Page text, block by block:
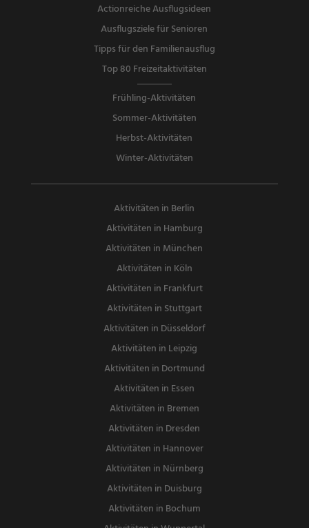
Actionreiche Ausflugsideen
Ausflugsziele für Senioren
Tipps für den Familienausflug
Top 80 Freizeitaktivitäten
Frühling-Aktivitäten
Sommer-Aktivitäten
Herbst-Aktivitäten
Winter-Aktivitäten
Aktivitäten in Berlin
Aktivitäten in Hamburg
Aktivitäten in München
Aktivitäten in Köln
Aktivitäten in Frankfurt
Aktivitäten in Stuttgart
Aktivitäten in Düsseldorf
Aktivitäten in Leipzig
Aktivitäten in Dortmund
Aktivitäten in Essen
Aktivitäten in Bremen
Aktivitäten in Dresden
Aktivitäten in Hannover
Aktivitäten in Nürnberg
Aktivitäten in Duisburg
Aktivitäten in Bochum